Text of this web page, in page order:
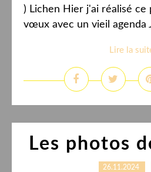
) Lichen Hier j'ai réalisé ce
vœux avec un vieil agenda
Lire la
Les photos
26.11.2024